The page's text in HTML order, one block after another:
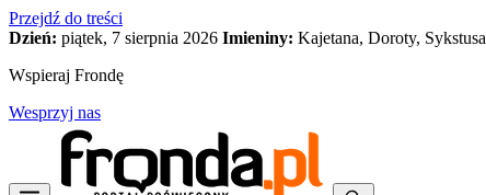
Przejdź do treści
Dzień: piątek, 7 sierpnia 2026 Imieniny: Kajetana, Doroty, Sykstusa
Wspieraj Frondę
Wesprzyj nas